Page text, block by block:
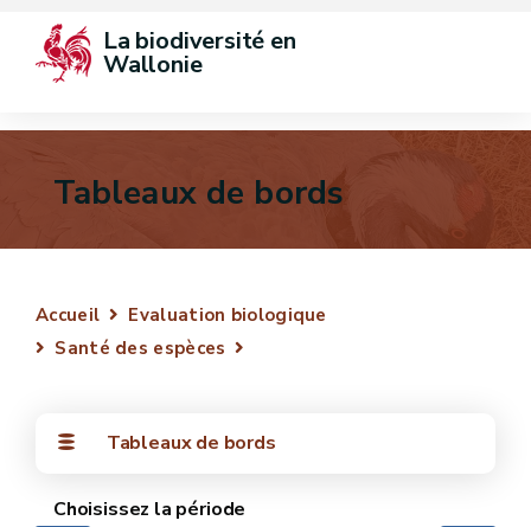
La biodiversité en
Wallonie
Tableaux de bords
Accueil
Evaluation biologique
Santé des espèces
Tableaux de bords
Choisissez la période